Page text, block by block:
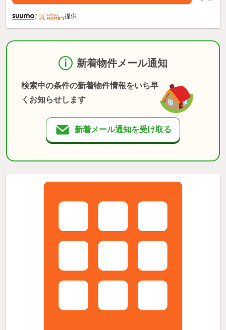
提供
新着物件メール通知
検索中の条件の新着物件情報をいち早
くお知らせします
新着メール通知を受け取る